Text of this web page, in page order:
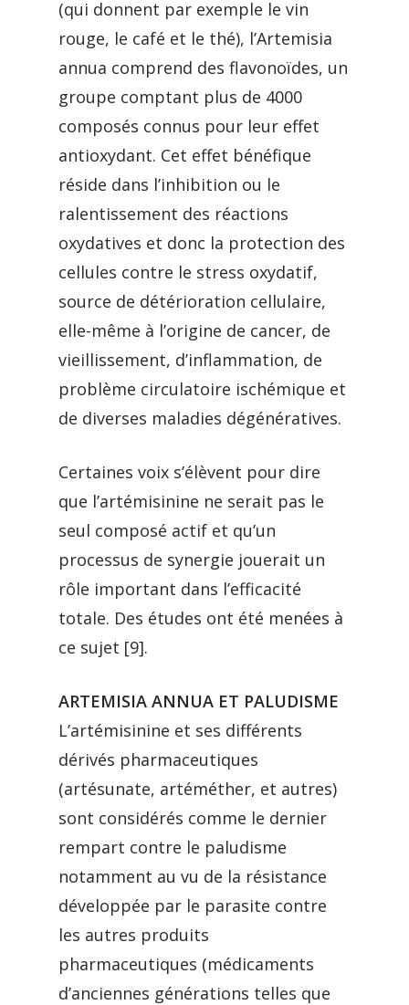
(qui donnent par exemple le vin
rouge, le café et le thé), l’Artemisia
annua comprend des flavonoïdes, un
groupe comptant plus de 4000
composés connus pour leur effet
antioxydant. Cet effet bénéfique
réside dans l’inhibition ou le
ralentissement des réactions
oxydatives et donc la protection des
cellules contre le stress oxydatif,
source de détérioration cellulaire,
elle-même à l’origine de cancer, de
vieillissement, d’inflammation, de
problème circulatoire ischémique et
de diverses maladies dégénératives.
Certaines voix s’élèvent pour dire
que l’artémisinine ne serait pas le
seul composé actif et qu’un
processus de synergie jouerait un
rôle important dans l’efficacité
totale. Des études ont été menées à
ce sujet [9].
ARTEMISIA ANNUA ET PALUDISME
L’artémisinine et ses différents
dérivés pharmaceutiques
(artésunate, artéméther, et autres)
sont considérés comme le dernier
rempart contre le paludisme
notamment au vu de la résistance
développée par le parasite contre
les autres produits
pharmaceutiques (médicaments
d’anciennes générations telles que